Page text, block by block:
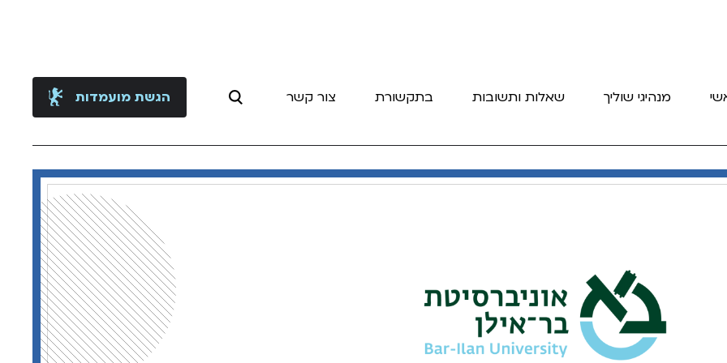
מנהיגי שוליך שאלות ותשובות בתקשורת צור קשר הגשת מועמדות